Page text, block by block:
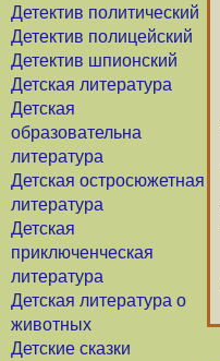
Детектив политический
Детектив полицейский
Детектив шпионский
Детская литература
Детская
образовательна
литература
Детская остросюжетная
литература
Детская
приключенческая
литература
Детская литература о
животных
Детские сказки